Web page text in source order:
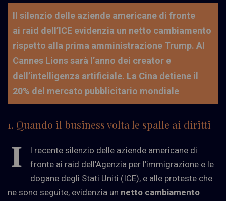
Il silenzio delle aziende americane di fronte
ai raid dell’ICE evidenzia un netto cambiamento
rispetto alla prima amministrazione Trump. Al
Cannes Lions sarà l’anno dei creator e
dell’intelligenza artificiale. La Cina detiene il
20% del mercato pubblicitario mondiale
1. Quando il business volta le spalle ai diritti
I
l recente silenzio delle aziende americane di
fronte ai raid dell’Agenzia per l’immigrazione e le
dogane degli Stati Uniti (ICE), e alle proteste che
ne sono seguite, evidenzia un netto cambiamento